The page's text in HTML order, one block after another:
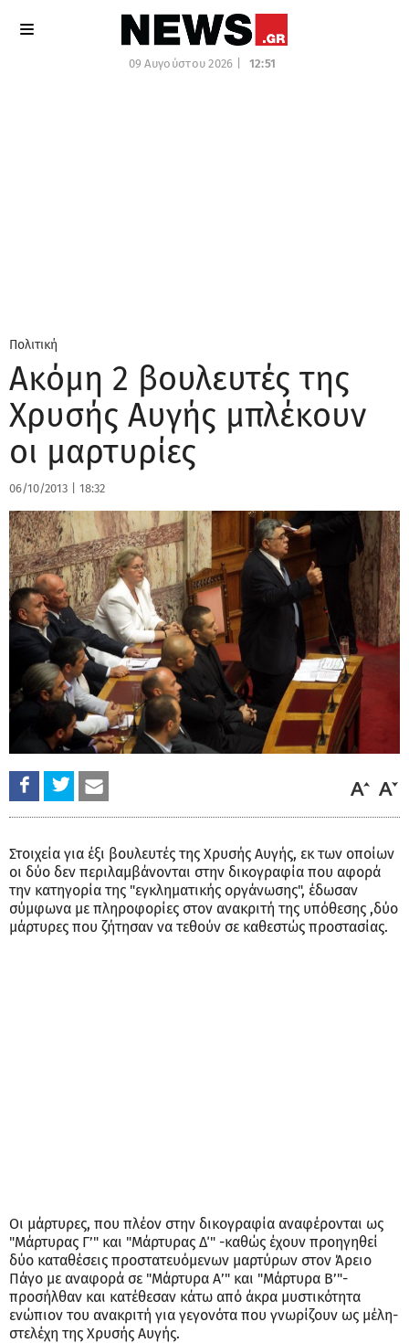
09 Αυγούστου 2026 | 12:51
Πολιτική
Ακόμη 2 βουλευτές της
Χρυσής Αυγής μπλέκουν
οι μαρτυρίες
06/10/2013 18:32
Στοιχεία για έξι βουλευτές της Χρυσής Αυγής, εκ των οποίων
οι δύο δεν περιλαμβάνονται στην δικογραφία που αφορά
την κατηγορία της "εγκληματικής οργάνωσης", έδωσαν
σύμφωνα με πληροφορίες στον ανακριτή της υπόθεσης ,δύο
μάρτυρες που ζήτησαν να τεθούν σε καθεστώς προστασίας.
Οι μάρτυρες, που πλέον στην δικογραφία αναφέρονται ως
"Μάρτυρας Γ’" και "Μάρτυρας Δ΄" -καθώς έχουν προηγηθεί
δύο καταθέσεις προστατευόμενων μαρτύρων στον Άρειο
Πάγο με αναφορά σε "Μάρτυρα Α’" και "Μάρτυρα Β’"-
προσήλθαν και κατέθεσαν κάτω από άκρα μυστικότητα
ενώπιον του ανακριτή για γεγονότα που γνωρίζουν ως μέλη-
στελέχη της Χρυσής Αυγής.